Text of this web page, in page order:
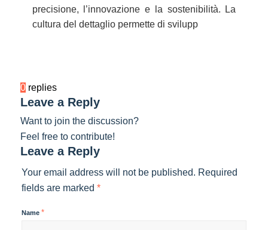
precisione, l’innovazione e la sostenibilità. La
cultura del dettaglio permette di svilupp
0 replies
Leave a Reply
Want to join the discussion?
Feel free to contribute!
Leave a Reply
Your email address will not be published. Required
fields are marked *
Name *